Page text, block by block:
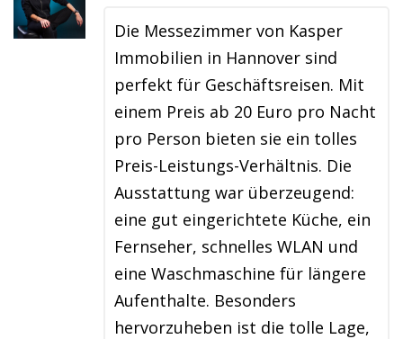
Die Messezimmer von Kasper
Immobilien in Hannover sind
perfekt für Geschäftsreisen. Mit
einem Preis ab 20 Euro pro Nacht
pro Person bieten sie ein tolles
Preis-Leistungs-Verhältnis. Die
Ausstattung war überzeugend:
eine gut eingerichtete Küche, ein
Fernseher, schnelles WLAN und
eine Waschmaschine für längere
Aufenthalte. Besonders
hervorzuheben ist die tolle Lage,